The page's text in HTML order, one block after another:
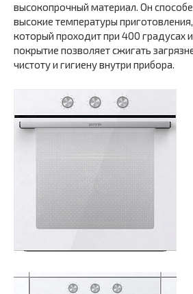
высокопрочный материал. Он
высокие температуры
который проходит при 400 градусах
покрытие позволяет сжигать
чистоту и гигиену внутри прибора.